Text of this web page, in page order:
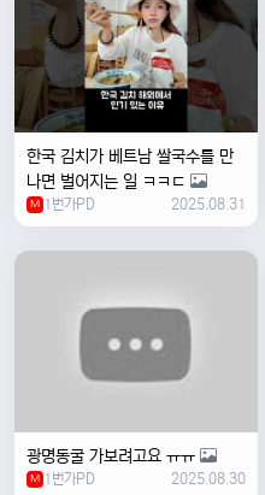
한국 김치가 베트남 쌀국수를 만
나면 벌어지는 일 ㅋㅋㄷ
M 1번가PD 2025.08.31
광명동굴 가보려고요 ㅠㅠ
M 1번가PD 2025.08.30